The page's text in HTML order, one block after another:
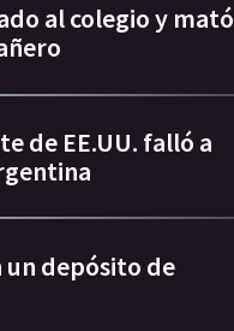
al colegio y mató
de EE.UU. falló a
un depósito de